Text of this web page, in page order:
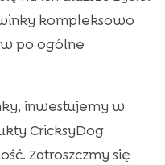
kompleksowo
po ogólne
inwestujemy w
CricksyDog
Zatroszczmy się